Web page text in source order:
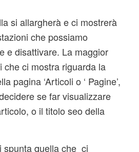
si allargherà e ci mostrerà
che possiamo
e disattivare. La maggior
che ci mostra riguarda la
pagina ‘Articoli o ‘ Pagine’,
se far visualizzare
o il titolo seo della
spunta quella che ci